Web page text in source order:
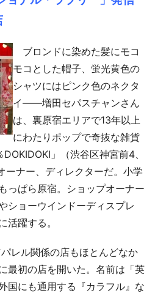
ブロンドに染めた髪にモコ
モコとした帽子、蛍光黄色の
シャツにはピンク色のネクタ
イ——増田セパスチャンさん
は、裏原宿エリアで13年以上
にわたりポップで奇抜な雑貨
」（渋谷区神宮前4、
ナー、ディレクターだ。小学
っぱら原宿。ショップオーナー
ショーウインドーディスプレ
活躍する。
レル関係の店もほとんどなか
最初の店を開いた。名前は「英
国にも通用する『カラフル』な